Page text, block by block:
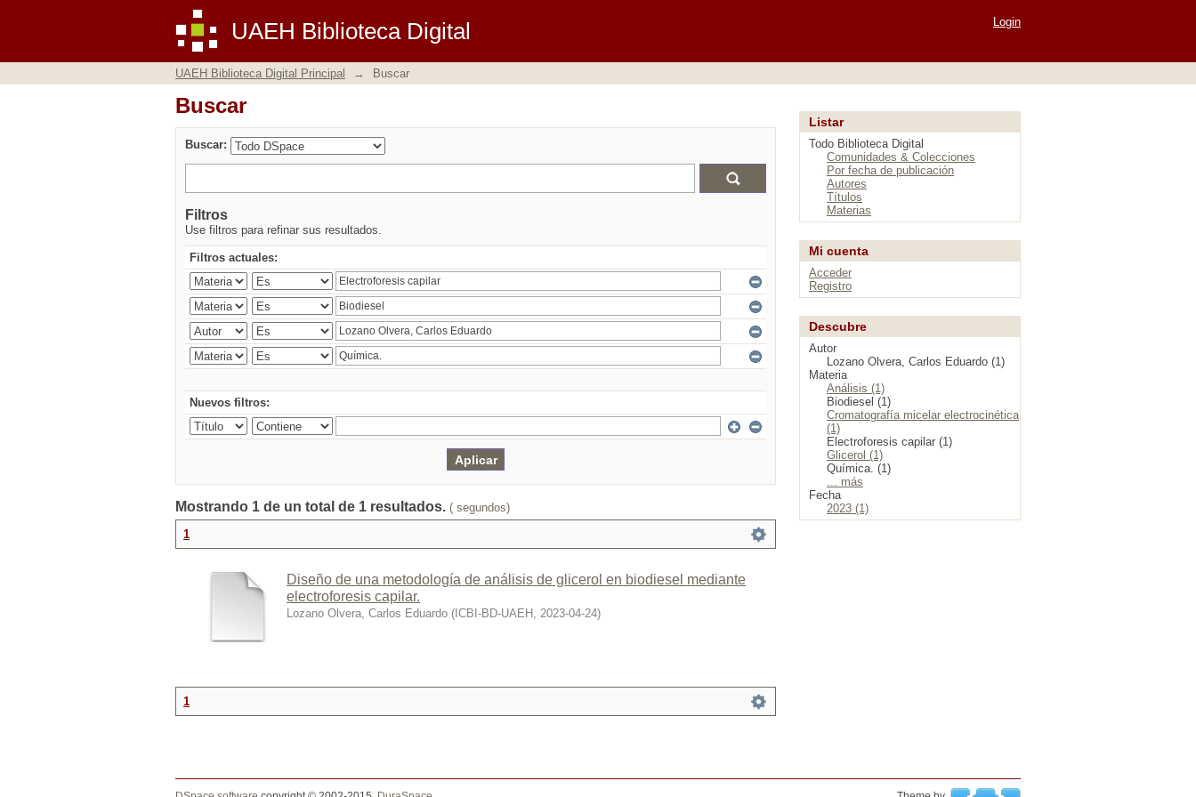
UAEH Biblioteca Digital
Buscar Login
UAEH Biblioteca Digital Principal → Buscar
Buscar
Buscar:
Filtros
Use filtros para refinar sus resultados.
Filtros actuales:
Nuevos filtros:
Mostrando 1 de un total de 1 resultados. ( segundos)
1
Diseño de una metodología de análisis de glicerol en biodiesel mediante
electroforesis capilar.
Lozano Olvera, Carlos Eduardo ( ICBI-BD-UAEH , 2023-04-24)
1
Listar
Todo Biblioteca Digital
Comunidades & Colecciones
Por fecha de publicación
Autores
Títulos
Materias
Mi cuenta
Acceder
Registro
Descubre
Autor
Lozano Olvera, Carlos Eduardo (1)
Materia
Análisis (1)
Biodiesel (1)
Cromatografía micelar electrocinética
(1)
Electroforesis capilar (1)
Glicerol (1)
Química. (1)
... más
Fecha
2023 (1)